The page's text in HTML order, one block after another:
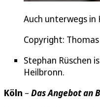
Auch unterwegs
Copyright:
Stephan Rüschen
Heilbronn.
Köln – Das Angebot an